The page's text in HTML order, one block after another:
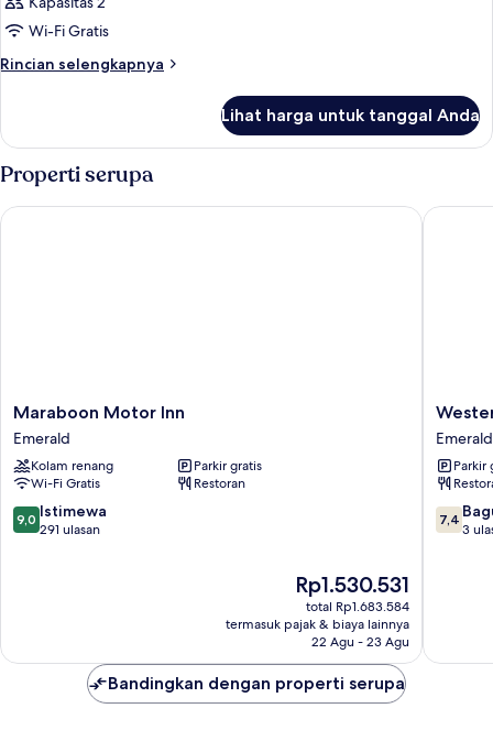
foto
untuk
Kamar
Wi-Fi Gratis
Rincian selengkapnya
Rincian
Kamar
Lihat harga untuk tanggal Anda
Properti serupa
Maraboon
Motor
Inn
Emerald
Maraboon Motor Inn
Emerald
Kolam renang
Parkir gratis
Wi-Fi Gratis
Restoran
9.0
dari
9,0 Istimewa
291 ulasan
Harga
sekarang
Rp1.530.531
Rp1.530.531
total Rp1.683.584
termasuk pajak & biaya lainnya
22 Agu - 23 Agu
Maraboon Motor Inn
Western
Motel
and
Emerald
Emerald
Parkir
7.4
dari
7,4
3
Bandingkan dengan properti serupa